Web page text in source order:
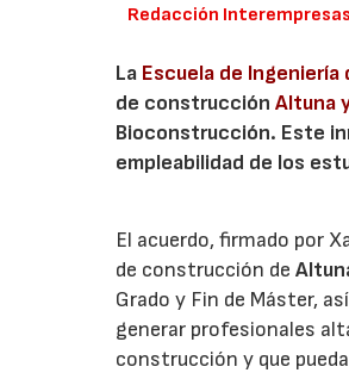
Redacción Interempresas
La Escuela de Ingeniería
de construcciónAltuna
Bioconstrucción. Este
empleabilidad de los
El acuerdo, firmado por
de construcción de
Grado y Fin de Máster,
generar profesionales
construcción y que